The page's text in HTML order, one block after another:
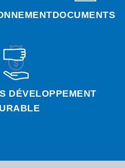
DOCUMENTS
DÉVELOPPEMENT